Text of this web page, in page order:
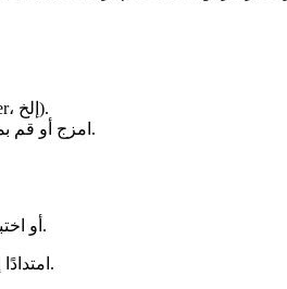
أحضر كلاهما إلى NLE أو DAW (Premiere Pro، Final Cut، Resolve، Pro Tools، Reaper، إلخ).
امزج أو قم بمعادلة أو ضغط الهدف بشكل مستقل؛ استخدم المتبقي للحفاظ على الأجواء الطبيعية.
إذا كان ذلك متاحًا، فاستخدم sam-audio-judge أو اختباراتك المرجعية لتقييم التحسينات كميًا.
باستخدام هذه الحلقة، يصبح SAM Audio امتدادًا إبداعيًا بدلاً من صندوق أسود - اسأل، استمع، حسّن، صدّر.